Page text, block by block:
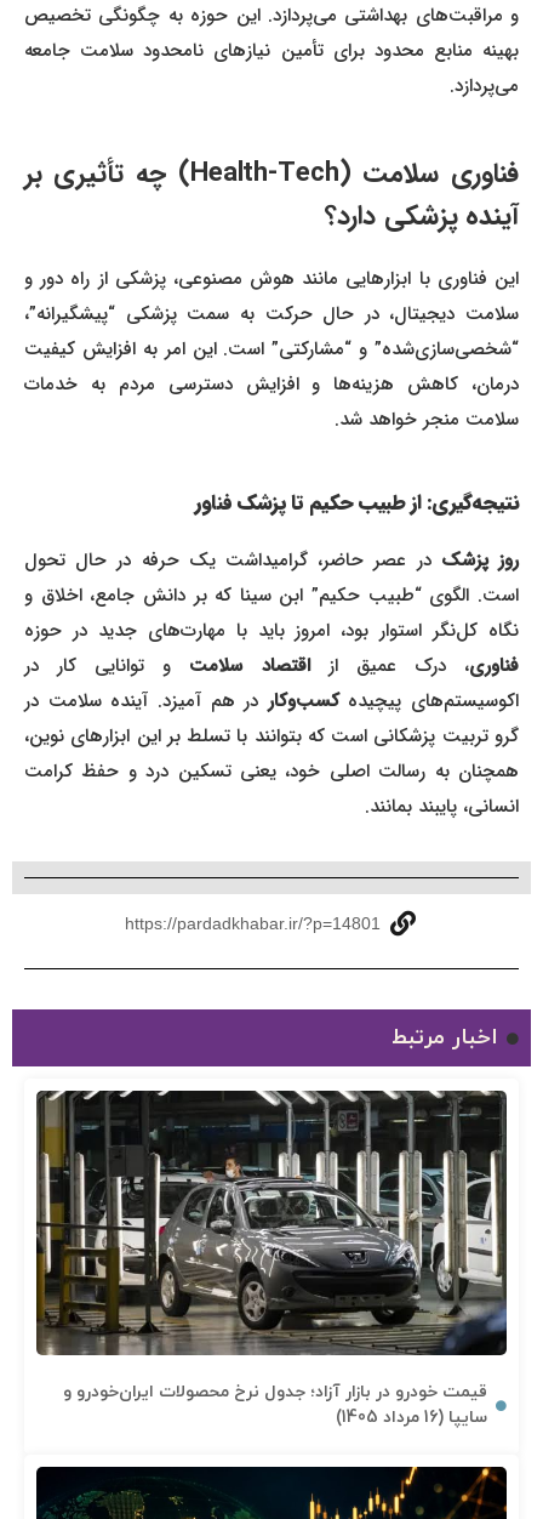
و مراقبت‌های بهداشتی می‌پردازد. این حوزه به چگونگی تخصیص
بهینه منابع محدود برای تأمین نیازهای نامحدود سلامت جامعه
می‌پردازد.
فناوری سلامت (Health-Tech) چه تأثیری بر
آینده پزشکی دارد؟
این فناوری با ابزارهایی مانند هوش مصنوعی، پزشکی از راه دور و
سلامت دیجیتال، در حال حرکت به سمت پزشکی “پیشگیرانه”،
“شخصی‌سازی‌شده” و “مشارکتی” است. این امر به افزایش کیفیت
درمان، کاهش هزینه‌ها و افزایش دسترسی مردم به خدمات
سلامت منجر خواهد شد.
نتیجه‌گیری: از طبیب حکیم تا پزشک فناور
روز پزشکدر عصر حاضر، گرامیداشت یک حرفه در حال تحول
است. الگوی “طبیب حکیم” ابن سینا که بر دانش جامع، اخلاق و
نگاه کل‌نگر استوار بود، امروز باید با مهارت‌های جدید در حوزه
فناوری، درک عمیق ازاقتصاد سلامتو توانایی کار در
اکوسیستم‌های پیچیدهکسب‌وکاردر هم آمیزد. آینده سلامت در
گرو تربیت پزشکانی است که بتوانند با تسلط بر این ابزارهای نوین،
همچنان به رسالت اصلی خود، یعنی تسکین درد و حفظ کرامت
انسانی، پایبند بمانند.
https://pardadkhabar.ir/?p=14801
اخبار مرتبط
قیمت خودرو در بازار آزاد؛ جدول نرخ محصولات ایران‌خودرو و
سایپا (16 مرداد 1405)